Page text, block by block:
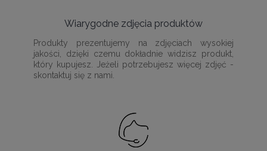
Wiarygodne zdjęcia produktów
Produkty prezentujemy na zdjęciach wysokiej
jakości, dzięki czemu dokładnie widzisz produkt,
który kupujesz. Jeżeli potrzebujesz więcej zdjęć -
skontaktuj się z nami.